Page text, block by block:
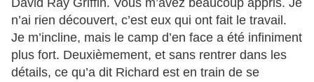
David Ray Griffin. Vous m’avez beaucoup appris. Je
n’ai rien découvert, c’est eux qui ont fait le travail.
Je m’incline, mais le camp d’en face a été infiniment
plus fort. Deuxièmement, et sans rentrer dans les
détails, ce qu’a dit Richard est en train de se